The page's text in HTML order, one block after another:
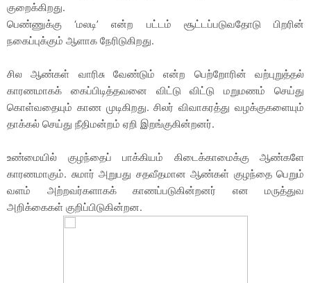
குறைக்கிறது.
பெண்ணுக்கு ‘மலடி’ என்ற பட்டம் சூட்டப்படுவதோடு பிறரின்
நகைப்புக்கும் ஆளாக நேரிடுகிறது.
சில ஆண்கள் வாரிசு வேண்டும் என்ற பெற்றோரின் வற்புறுத்தல்
காரணமாகக் கைப்பிடித்தவனை விட்டு விட்டு மறுமணம் செய்து
கொள்வதையும் காண முடிகிறது. சிலர் விவாகரத்து வழக்குகளையும்
தாக்கல் செய்து நீதிமன்றம் ஏறி இறங்குகின்றனர்.
உண்மையில் குழந்தைப் பாக்கியம் கிடைக்காமைக்கு ஆண்களே
காரணமாகும். சுமார் அறுபது சதவீதமான ஆண்கள் குழந்தை பெறும்
வளம் அற்றவர்களாகக் காணப்படுகின்றனர் என மருத்துவ
அறிக்கைகள் குறிப்பிடுகின்றன.